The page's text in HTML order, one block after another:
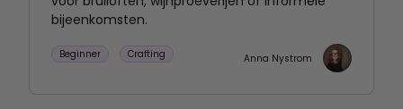
bijeenkomsten.
Beginner Crafting Anna Nystrom